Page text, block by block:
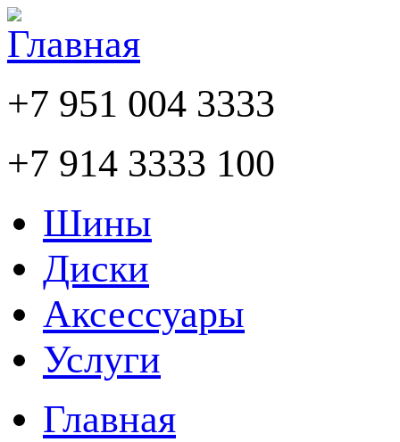
+7 951 004 3333
+7 914 3333 100
Шины
Диски
Аксессуары
Услуги
Главная